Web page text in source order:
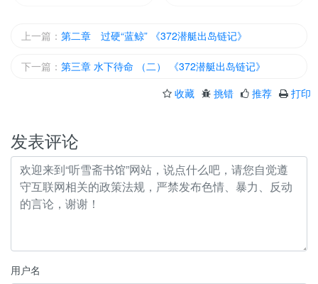
上一篇： 第二章 过硬“蓝鲸” 《372潜艇出岛链记》
下一篇： 第三章 水下待命 （二） 《372潜艇出岛链记》
收藏
挑错 推荐 打印
发表评论
用户名